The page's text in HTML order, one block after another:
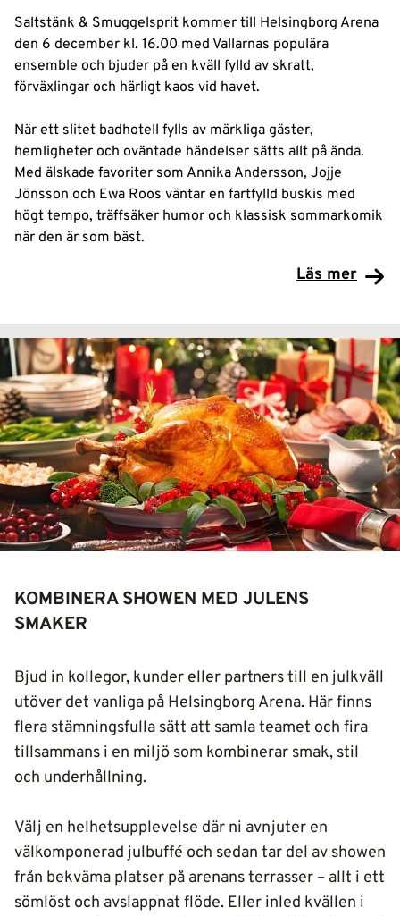
Saltstänk & Smuggelsprit kommer till Helsingborg Arena
den 6 december kl. 16.00 med Vallarnas populära
ensemble och bjuder på en kväll fylld av skratt,
förväxlingar och härligt kaos vid havet.
När ett slitet badhotell fylls av märkliga gäster,
hemligheter och oväntade händelser sätts allt på ända.
Med älskade favoriter som Annika Andersson, Jojje
Jönsson och Ewa Roos väntar en fartfylld buskis med
högt tempo, träffsäker humor och klassisk sommarkomik
när den är som bäst.
Läs mer
KOMBINERA SHOWEN MED JULENS
SMAKER
Bjud in kollegor, kunder eller partners till en julkväll
utöver det vanliga på Helsingborg Arena. Här finns
flera stämningsfulla sätt att samla teamet och fira
tillsammans i en miljö som kombinerar smak, stil
och underhållning.
Välj en helhetsupplevelse där ni avnjuter en
välkomponerad julbuffé och sedan tar del av showen
från bekväma platser på arenans terrasser – allt i ett
sömlöst och avslappnat flöde. Eller inled kvällen i